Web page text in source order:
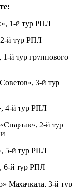
1-й тур РПЛ
й тур РПЛ
й тур группового
3-й тур
4-й тур РПЛ
2-й тур
5-й тур РПЛ
6-й тур РПЛ
Махачкала, 3-й тур